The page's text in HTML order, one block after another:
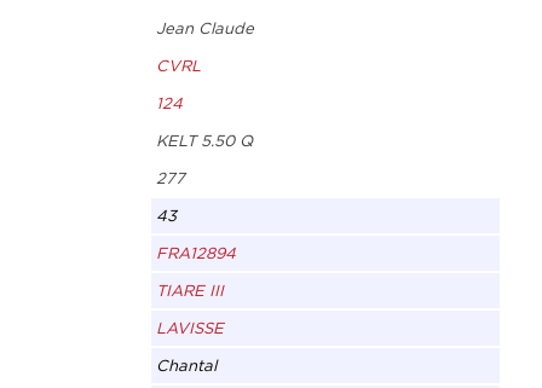
Jean Claude
CVRL
124
KELT 5.50 Q
277
43
FRA12894
TIARE III
LAVISSE
Chantal